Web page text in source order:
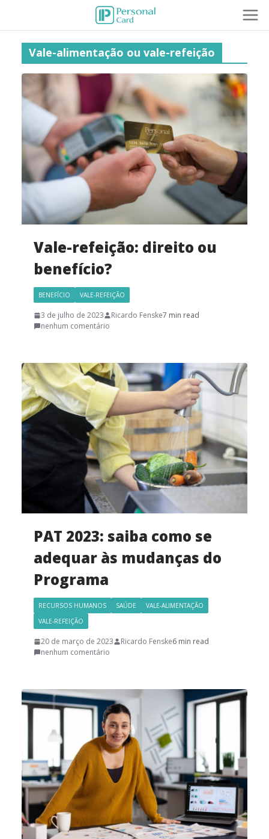
Vale-alimentação ou vale-refeição
Vale-refeição: direito ou
benefício?
BENEFÍCIO VALE-REFEIÇÃO
3 de julho de 2023 Ricardo Fenske7 min read
nenhum comentário
PAT 2023: saiba como se
adequar às mudanças do
Programa
RECURSOS HUMANOS SAÚDE
VALE-ALIMENTAÇÃO
VALE-REFEIÇÃO
20 de março de 2023 Ricardo Fenske6 min read
nenhum comentário